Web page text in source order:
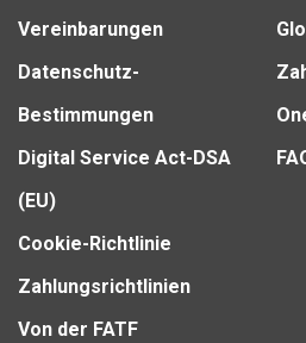
Vereinbarungen
Datenschutz-
Bestimmungen
Digital Service Act-DSA
(EU)
Cookie-Richtlinie
Zahlungsrichtlinien
Von der FATF